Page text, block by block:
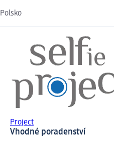
Polsko
Project
Vhodné poradenství